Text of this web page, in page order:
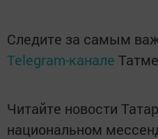
Следите за самым
Telegram-канале
Читайте новости
национальном